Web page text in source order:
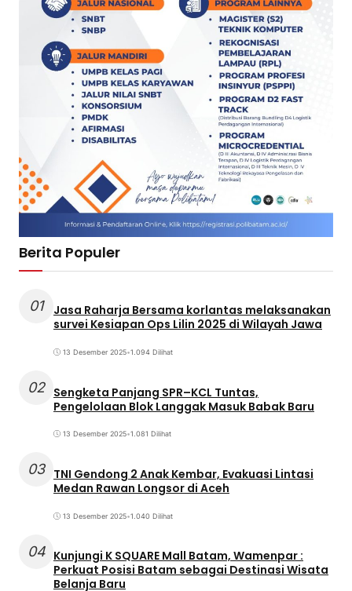
Berita Populer
01
Jasa Raharja Bersama korlantas melaksanakan
survei Kesiapan Ops Lilin 2025 di Wilayah Jawa
13 Desember 2025•1.094 Dilihat
02 Sengketa Panjang SPR–KCL Tuntas,
Pengelolaan Blok Langgak Masuk Babak Baru
13 Desember 2025•1.081 Dilihat
03 TNI Gendong 2 Anak Kembar, Evakuasi Lintasi
Medan Rawan Longsor di Aceh
13 Desember 2025•1.040 Dilihat
04 Kunjungi K SQUARE Mall Batam, Wamenpar :
Perkuat Posisi Batam sebagai Destinasi Wisata
Belanja Baru